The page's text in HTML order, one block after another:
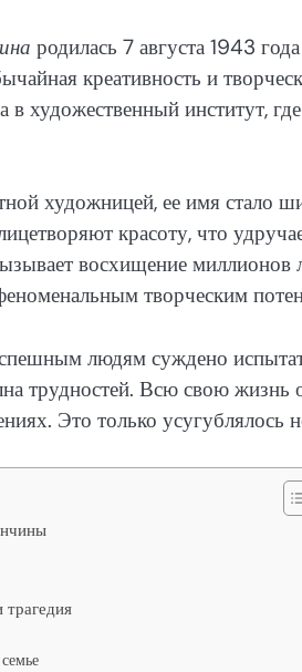
родилась 7 августа 1943
креативность и
художественный институт,
художницей, ее имя стало
красоту, что
восхищение миллионов
творческим
людям суждено
трудностей. Всю свою жизнь
Это только
трагедия